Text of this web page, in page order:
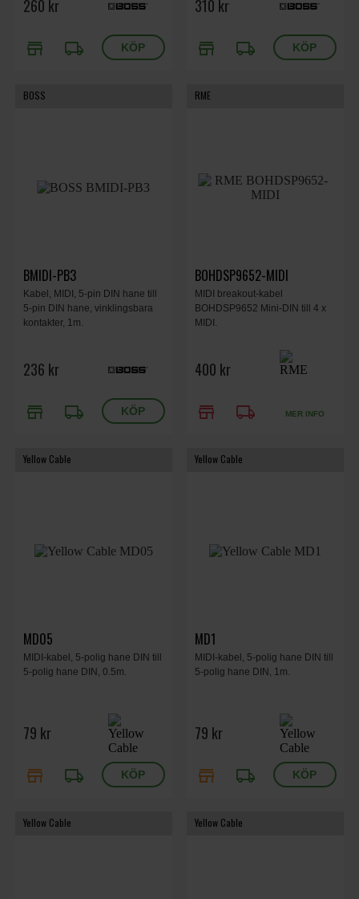
260 kr
store local_shipping
310 kr
store local_shipping
BOSS
BMIDI-PB3
Kabel, MIDI, 5-pin DIN hane till
5-pin DIN hane, vinklingsbara
kontakter, 1m.
236 kr
store local_shipping
RME
BOHDSP9652-MIDI
MIDI breakout-kabel
BOHDSP9652 Mini-DIN till 4 x
MIDI.
400 kr
store local_shipping MER INFO
Yellow Cable
MD05
MIDI-kabel, 5-polig hane DIN till
5-polig hane DIN, 0.5m.
79 kr
store local_shipping
Yellow Cable
MD1
MIDI-kabel, 5-polig hane DIN till
5-polig hane DIN, 1m.
79 kr
store local_shipping
Yellow Cable Yellow Cable